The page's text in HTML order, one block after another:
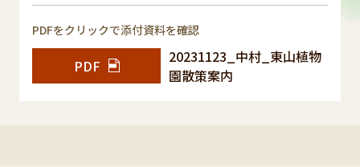
PDFをクリックで添付資料を確認
PDF
20231123_中村_東山植物
園散策案内